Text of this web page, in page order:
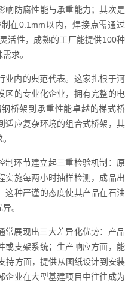
响防腐性能与承重能力；其次是
在0.1mm以内，焊接点需通过
活性，成熟的工厂能提供100种
求。
业内的典范代表。这家扎根于河
区的专业化企业，拥有完整的电
桥架到承重性能卓越的梯式桥
适应复杂环境的组合式桥架，其
制环节建立起三重检验机制：原
实施每两小时抽样检测，成品出
这种严谨的态度使其产品在石油
。
常展现出三大差异化优势：产品
或支架系统；生产响应方面，能
持方面，提供从图纸设计到安装
企业在大型基建项目中往往成为